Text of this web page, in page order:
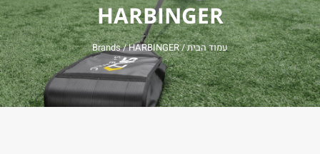
HARBINGER
עמוד הבית/ Brands / HARBINGER